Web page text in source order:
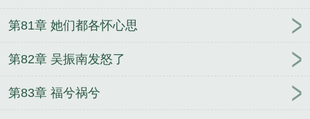
第81章 她们都各怀心思
第82章 吴振南发怒了
第83章 福兮祸兮